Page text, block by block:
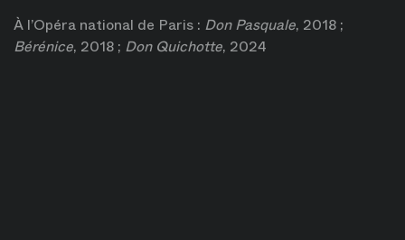
À l’Opéra national de Paris : Don Pasquale, 2018 ;
Bérénice, 2018 ; Don Quichotte, 2024